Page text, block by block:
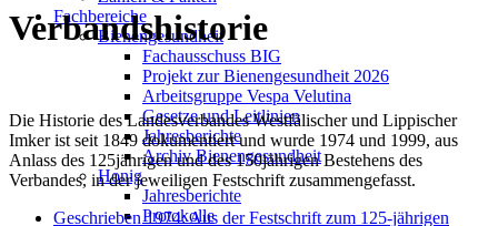
Fachbereiche
Bienengesundheit
Fachausschuss BIG
Projekt zur Bienengesundheit 2026
Arbeitsgruppe Vespa Velutina
Gesetze und Leitlinien
Jahresberichte
Archiv Bienengesundheit
Honig
Jahresberichte
Protokolle
Verbandshistorie
Die Historie des Landesverbandes Westfälischer und Lippischer
Imker ist seit 1849 dokumentiert und wurde 1974 und 1999, aus
Anlass des 125jährigen und des 150jährigen Bestehens des
Verbandes, in der jeweiligen Festschrift zusammengefasst.
Geschrieben 1974: Aus der Festschrift zum 125-jährigen